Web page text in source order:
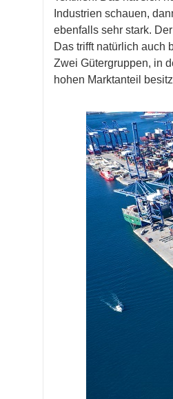
Industrien schauen,
ebenfalls sehr stark.
Das trifft natürlich auch
Zwei Gütergruppen, in
hohen Marktanteil